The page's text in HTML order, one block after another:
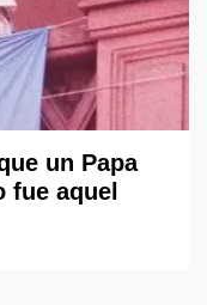
un Papa
aquel